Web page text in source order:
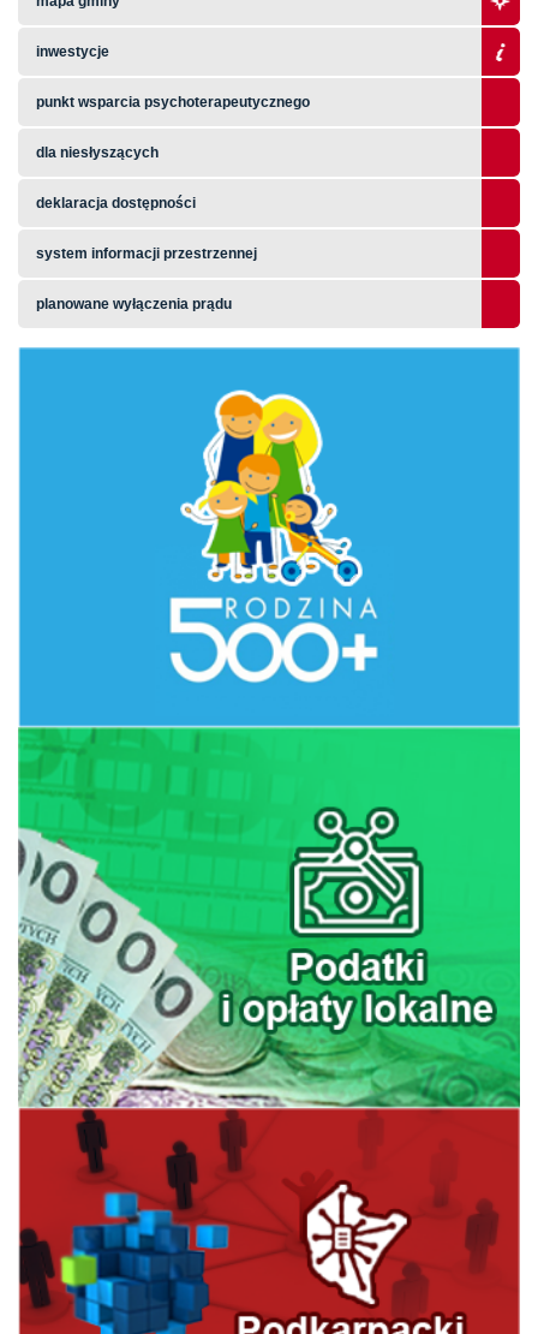
inwestycje
punkt wsparcia psychoterapeutycznego
dla niesłyszących
deklaracja dostępności
system informacji przestrzennej
planowane wyłączenia prądu